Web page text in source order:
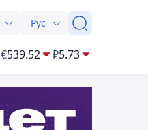
Рус
€539.52 ₽5.73